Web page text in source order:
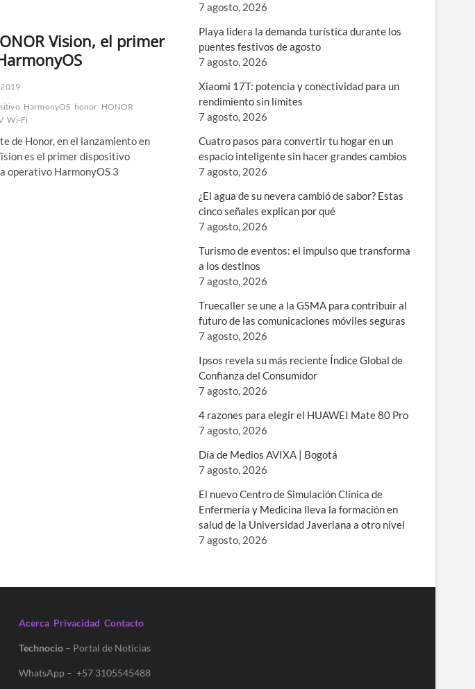
Vision, el primer
HarmonyOS honor HONOR
Wi-Fi
de Honor, en el lanzamiento en
es el primer dispositivo
operativo HarmonyOS 3
7 agosto, 2026
Playa lidera la demanda turística durante los
puentes festivos de agosto
7 agosto, 2026
Xiaomi 17T: potencia y conectividad para un
rendimiento sin límites
7 agosto, 2026
Cuatro pasos para convertir tu hogar en un
espacio inteligente sin hacer grandes cambios
7 agosto, 2026
¿El agua de su nevera cambió de sabor? Estas
cinco señales explican por qué
7 agosto, 2026
Turismo de eventos: el impulso que transforma
a los destinos
7 agosto, 2026
Truecaller se une a la GSMA para contribuir al
futuro de las comunicaciones móviles seguras
7 agosto, 2026
Ipsos revela su más reciente Índice Global de
Confianza del Consumidor
7 agosto, 2026
4 razones para elegir el HUAWEI Mate 80 Pro
7 agosto, 2026
Día de Medios AVIXA | Bogotá
7 agosto, 2026
El nuevo Centro de Simulación Clínica de
Enfermería y Medicina lleva la formación en
salud de la Universidad Javeriana a otro nivel
7 agosto, 2026
Acerca Privacidad Contacto
Technocio – Portal de Noticias
WhatsApp – +57 3105545488